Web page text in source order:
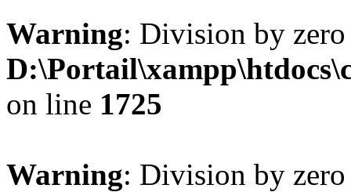
Warning: Division by
on line 1725
Warning: Division by